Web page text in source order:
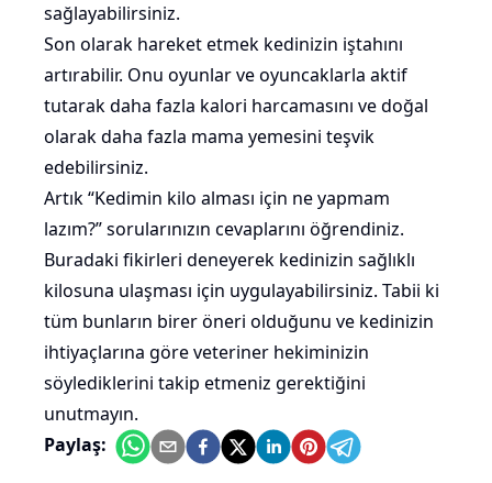
sağlayabilirsiniz.
Son olarak hareket etmek kedinizin iştahını
artırabilir. Onu oyunlar ve oyuncaklarla aktif
tutarak daha fazla kalori harcamasını ve doğal
olarak daha fazla mama yemesini teşvik
edebilirsiniz.
Artık “Kedimin kilo alması için ne yapmam
lazım?” sorularınızın cevaplarını öğrendiniz.
Buradaki fikirleri deneyerek kedinizin sağlıklı
kilosuna ulaşması için uygulayabilirsiniz. Tabii ki
tüm bunların birer öneri olduğunu ve kedinizin
ihtiyaçlarına göre veteriner hekiminizin
söylediklerini takip etmeniz gerektiğini
unutmayın.
Paylaş: